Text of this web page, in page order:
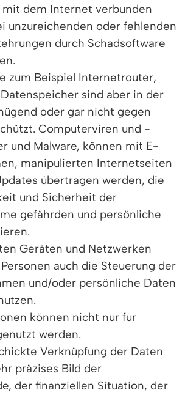
mit dem Internet verbunden
unzureichenden oder fehlenden
durch Schadsoftware
zum Beispiel Internetrouter,
sind aber in der
oder gar nicht gegen
Computerviren und -
und Malware, können mit E-
manipulierten Internetseiten
übertragen werden, die
und Sicherheit der
gefährden und persönliche
Geräten und Netzwerken
auch die Steuerung der
und/oder persönliche Daten
können nicht nur für
werden.
Verknüpfung der Daten
präzises Bild der
der finanziellen Situation, der